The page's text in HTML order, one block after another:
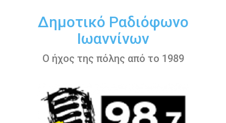
περιεχόμενοΔημοτικό Ραδιόφωνο
Ιωαννίνων
Ο ήχος της πόλης από το 1989